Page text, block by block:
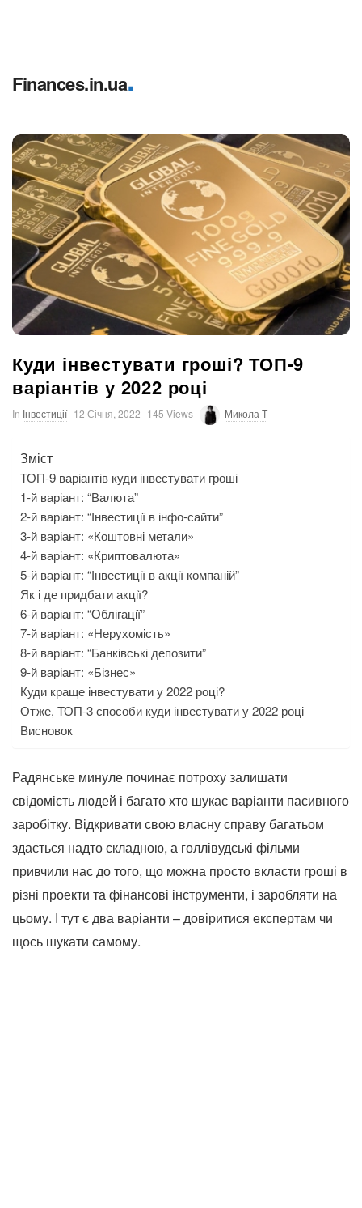
Finances.in.ua.
Куди інвестувати гроші? ТОП-9
варіантів у 2022 році
In Інвестиції 12 Січня, 2022 145 Views Микола T
Зміст
ТОП-9 варіантів куди інвестувати гроші
1-й варіант: “Валюта”
2-й варіант: “Інвестиції в інфо-сайти”
3-й варіант: «Коштовні метали»
4-й варіант: «Криптовалюта»
5-й варіант: “Інвестиції в акції компаній”
Як і де придбати акції?
6-й варіант: “Облігації”
7-й варіант: «Нерухомість»
8-й варіант: “Банківські депозити”
9-й варіант: «Бізнес»
Куди краще інвестувати у 2022 році?
Отже, ТОП-3 способи куди інвестувати у 2022 році
Висновок
Радянське минуле починає потроху залишати
свідомість людей і багато хто шукає варіанти пасивного
заробітку. Відкривати свою власну справу багатьом
здається надто складною, а голлівудські фільми
привчили нас до того, що можна просто вкласти гроші в
різні проекти та фінансові інструменти, і заробляти на
цьому. І тут є два варіанти – довіритися експертам чи
щось шукати самому.